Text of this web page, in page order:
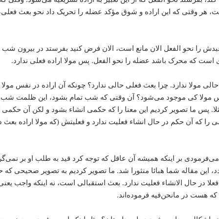
وقتی که این اراده و شوق مؤکد عضله را تحریک داد نحو بعث فعلی،
را نحو الفعل الان مانع است، الان فرض کنید بفرستد در بیرون
که محرک باشد ‌عضله را نحو الفعل. پس مولا اراده فعلی ندارد.
ندارد. چرا بعث فعلی حالی ندارد؟‌ چونکه آن اراده در نفس
مولا کی موجود می‌‌شود؟‌ آن وقتی که شب تمام بشود، این ظلمت شب
پس ما تصویر کردیم این معنا را که حکمی انشاء بشود و لکن آن حکمی
که آن حکم در حال انشاء فعلیت ندارد و فعلیتش (که مولا اراده
بر اینکه همیشه آن عاقل که توجه کرد قید به طلب او بر
این مقاله شما هبائا منثورا شد. ما تصویر کردیم به تصویر صحیحی
حال الانشاء فعلیت ندارد. بعث استقبالی است، نه اینکه واجب
هست در مانحن‌فیه فرموده‌اند.